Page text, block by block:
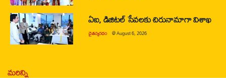
ఏఐ, డిజిటల్ సేవలకు చిరునామాగా విశాఖ
చైతన్యరధం @August 6, 2026
మరిన్ని